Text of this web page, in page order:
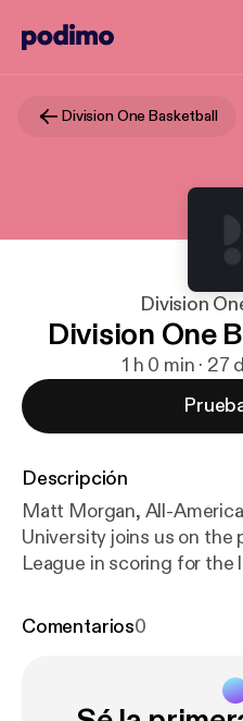
Division One Basketball
Division
Division One
1 h 0 min · 27
Descripción
Matt Morgan, All-
University joins us on
League in scoring for the
Basketball EP. 3 [
Comentarios0